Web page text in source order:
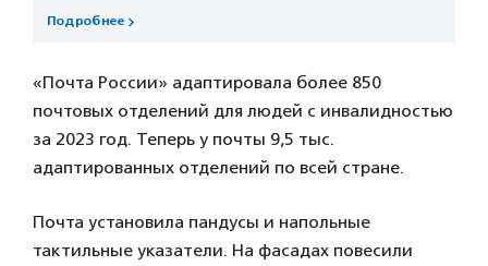
Подробнее
«Почта России» адаптировала более 850
почтовых отделений для людей с инвалидностью
за 2023 год. Теперь у почты 9,5 тыс.
адаптированных отделений по всей стране.
Почта установила пандусы и напольные
тактильные указатели. На фасадах повесили